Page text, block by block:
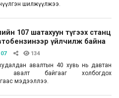
шилжүүлжээ.
107 шатахуун түгээх станц
үйлчилж байна
134
авалтын 40 хувь нь давтан
авалт байгааг холбогдох
мэдээллээ.